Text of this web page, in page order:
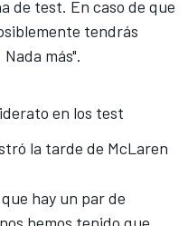
de test. En caso de que
tendrás
más".
en los test
la tarde de McLaren
hay un par de